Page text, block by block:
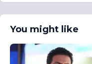
You might like